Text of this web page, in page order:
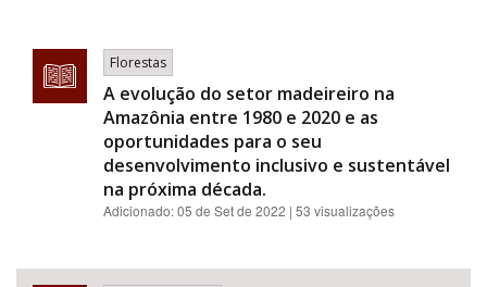
Florestas
A evolução do setor madeireiro na
Amazônia entre 1980 e 2020 e as
oportunidades para o seu
desenvolvimento inclusivo e sustentável
na próxima década.
Adicionado:05 de Set de 2022 | 53 visualizações